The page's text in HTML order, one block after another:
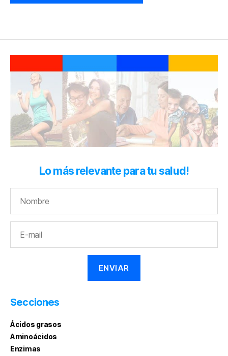
Lo más relevante para tu salud!
Secciones
Ácidos grasos
Aminoácidos
Enzimas